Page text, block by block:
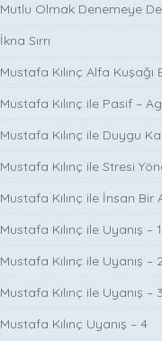
Mutlu Olmak Denemeye
İkna Sırrı
Mustafa Kılınç Alfa Kuşağı
Mustafa Kılınç ile Pasif –
Mustafa Kılınç ile Duygu
Mustafa Kılınç ile Stresi
Mustafa Kılınç ile İnsan
Mustafa Kılınç ile Uyanış – 1
Mustafa Kılınç ile Uyanış – 2
Mustafa Kılınç ile Uyanış – 3
Mustafa Kılınç Uyanış – 4